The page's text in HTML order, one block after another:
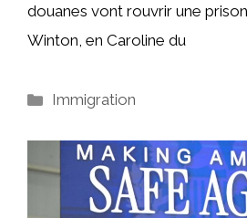
douanes vont rouvrir une
Winton, en Caroline du
Catégories
Immigration